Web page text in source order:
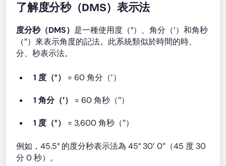
了解度分秒（DMS）表示法
度分秒（DMS） 是一種使用度（°）、角分（′）和角秒
（″）來表示角度的記法。此系統類似於時間的時、
分、秒表示法。
1 度（°） = 60 角分（′）
1 角分（′） = 60 角秒（″）
1 度（°） = 3,600 角秒（″）
例如，45.5° 的度分秒表示法為 45° 30′ 0″（45 度 30
分 0 秒）。